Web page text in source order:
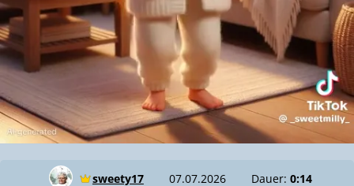
sweety17 07.07.2026 Dauer: 0:14